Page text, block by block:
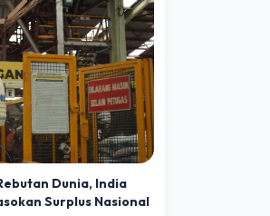
Dunia, India
Surplus Nasional